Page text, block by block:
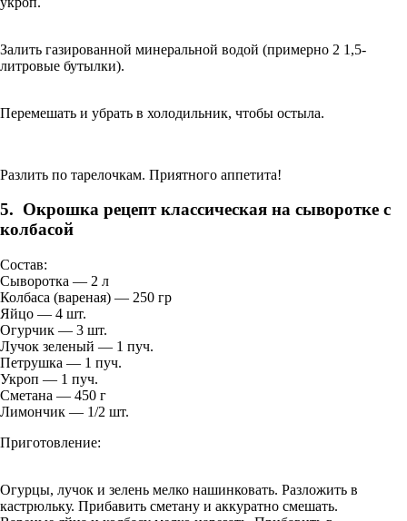
Залить газированной минеральной водой (примерно 2 1,5-
литровые бутылки).
Перемешать и убрать в холодильник, чтобы остыла.
Разлить по тарелочкам. Приятного аппетита!
5. Окрошка рецепт классическая на сыворотке с
колбасой
Состав:
Сыворотка — 2 л
Колбаса (вареная) — 250 гр
Яйцо — 4 шт.
Огурчик — 3 шт.
Лучок зеленый — 1 пуч.
Петрушка — 1 пуч.
Укроп — 1 пуч.
Сметана — 450 г
Лимончик — 1/2 шт.
Приготовление:
Огурцы, лучок и зелень мелко нашинковать. Разложить в
кастрюльку. Прибавить сметану и аккуратно смешать.